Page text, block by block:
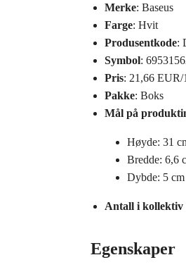
Merke: Baseus
Farge: Hvit
Produsentkode:
Symbol:
Pris: 21,66 EUR/
Pakke: Boks
Mål på
Høyde: 31
Bredde: 6,6
Dybde: 5 cm
Antall i kollektiv
Egenskaper